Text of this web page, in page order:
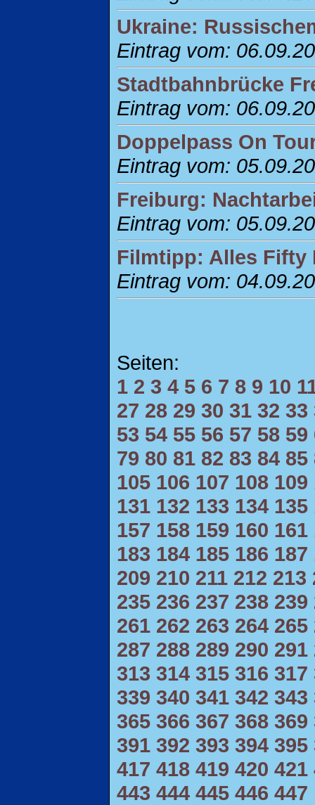
Ukraine:
Eintrag vom:
Stadtbahnbrücke
Eintrag vom:
Doppelpass On
Eintrag vom:
Freiburg:
Eintrag vom:
Filmtipp: Alles Fifty
Eintrag vom:
Seiten:
1 2 3 4 5 6 7 8 9 10
27 28 29 30 31 32 33
53 54 55 56 57 58 59
79 80 81 82 83 84 85
105 106 107 108 109
131 132 133 134 135
157 158 159 160 161
183 184 185 186 187
209 210 211 212 213
235 236 237 238 239
261 262 263 264 265
287 288 289 290 291
313 314 315 316 317
339 340 341 342 343
365 366 367 368 369
391 392 393 394 395
417 418 419 420 421
443 444 445 446 447